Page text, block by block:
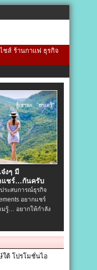
ชส์ ร้านกาแฟ ธุรกิจ
งๆ มี
แชร์…กันครับ
ประสบการณ์ธุรกิจ
อยากแชร์
รู้… อยากให้กำลัง
ต้ โปรโมชั่นไอ